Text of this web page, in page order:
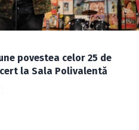
povestea celor 25 de
la Sala Polivalentă